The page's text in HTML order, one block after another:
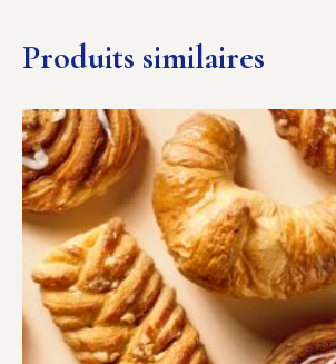
Produits similaires